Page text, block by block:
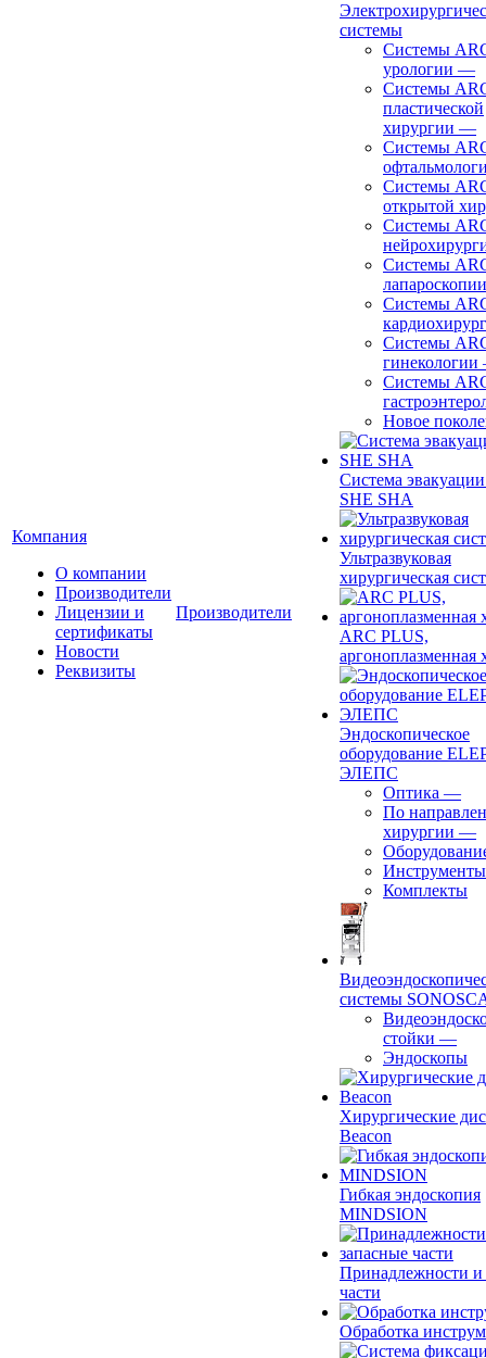
Компания
О компании
Производители
Лицензии и
сертификаты
Новости
Реквизиты
Производители
системы
Системы
урологии —
Системы
пластической
хирургии —
Системы
Системы
открытой
Системы
Системы
лапароскопии
Системы
Системы
гинекологии
Системы
Новое
Система
SHE SHA
Ультразвуковая
хирургическая
ARC PLUS,
аргоноплазменная
Эндоскопическое
оборудование
ЭЛЕПС
Оптика —
По
хирургии —
Инструменты
Комплекты
системы
стойки —
Эндоскопы
Хирургические
Beacon
Гибкая эндоскопия
MINDSION
Принадлежности и
части
Обработка